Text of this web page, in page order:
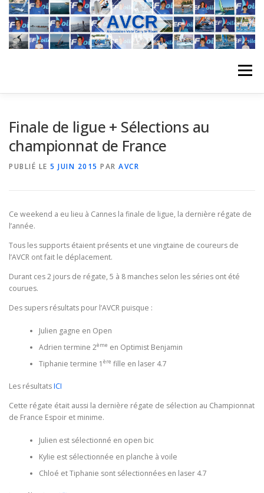
Aller
contenu
Menu
PLANNING DES COURS REVUES DE PRESSE
Finale de ligue + Sélections au
championnat de France
PUBLIÉ LE 5 JUIN 2015 PAR AVCR
Ce weekend a eu lieu à Cannes la finale de ligue, la dernière régate de
l’année.
Tous les supports étaient présents et une vingtaine de coureurs de
l’AVCR ont fait le déplacement.
Durant ces 2 jours de régate, 5 à 8 manches selon les séries ont été
courues.
Des supers résultats pour l’AVCR puisque :
Julien gagne en Open
Adrien termine 2ème en Optimist Benjamin
Tiphanie termine 1 ère fille en laser 4.7
Les résultatsICI
Cette régate était aussi la dernière régate de sélection au Championnat
de France Espoir et minime.
Julien est sélectionné en open bic
Kylie est sélectionnée en planche à voile
Chloé et Tiphanie sont sélectionnées en laser 4.7